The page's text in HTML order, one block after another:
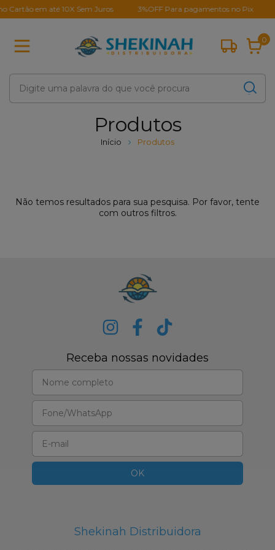
Cartão em até 10X Sem Juros 3%OFF Para pagamentos no Pix
0
Produtos
Início Produtos
Não temos resultados para sua pesquisa. Por favor, tente
com outros filtros.
Receba nossas novidades
Shekinah Distribuidora